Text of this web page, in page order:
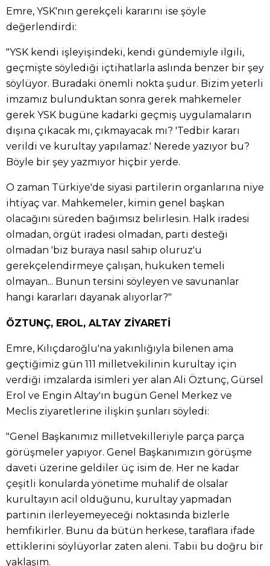
Emre, YSK'nın gerekçeli kararını ise şöyle
değerlendirdi:
"YSK kendi işleyişindeki, kendi gündemiyle ilgili,
geçmişte söylediği içtihatlarla aslında benzer bir şey
söylüyor. Buradaki önemli nokta şudur. Bizim yeterli
imzamız bulunduktan sonra gerek mahkemeler
gerek YSK bugüne kadarki geçmiş uygulamaların
dışına çıkacak mı, çıkmayacak mı? 'Tedbir kararı
verildi ve kurultay yapılamaz.' Nerede yazıyor bu?
Böyle bir şey yazmıyor hiçbir yerde.
O zaman Türkiye'de siyasi partilerin organlarına niye
ihtiyaç var. Mahkemeler, kimin genel başkan
olacağını süreden bağımsız belirlesin. Halk iradesi
olmadan, örgüt iradesi olmadan, parti desteği
olmadan 'biz buraya nasıl sahip oluruz'u
gerekçelendirmeye çalışan, hukuken temeli
olmayan... Bunun tersini söyleyen ve savunanlar
hangi kararları dayanak alıyorlar?"
ÖZTUNÇ, EROL, ALTAY ZİYARETİ
Emre, Kılıçdaroğlu'na yakınlığıyla bilenen ama
geçtiğimiz gün 111 milletvekilinin kurultay için
verdiği imzalarda isimleri yer alan Ali Öztunç, Gürsel
Erol ve Engin Altay'ın bugün Genel Merkez ve
Meclis ziyaretlerine ilişkin şunları söyledi:
"Genel Başkanımız milletvekilleriyle parça parça
görüşmeler yapıyor. Genel Başkanımızın görüşme
daveti üzerine geldiler üç isim de. Her ne kadar
çeşitli konularda yönetime muhalif de olsalar
kurultayın acil olduğunu, kurultay yapmadan
partinin ilerleyemeyeceği noktasında bizlerle
hemfikirler. Bunu da bütün herkese, taraflara ifade
ettiklerini söylüyorlar zaten aleni. Tabii bu doğru bir
yaklaşım.